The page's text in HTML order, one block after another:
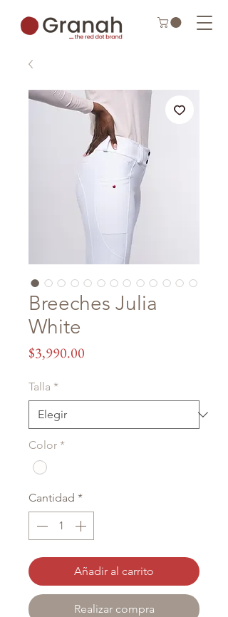
Breeches Julia
White
$3,990.00
Talla *
Color *
Cantidad *
Añadir al carrito
Realizar compra